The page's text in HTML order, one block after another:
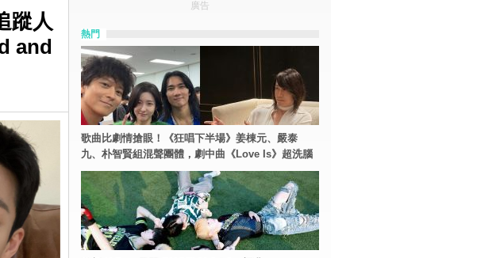
蹤人
and
廣告
熱門
歌曲比劇情搶眼！《狂唱下半場》姜棟元、嚴泰
九、朴智賢組混聲團體，劇中曲《Love Is》超洗腦